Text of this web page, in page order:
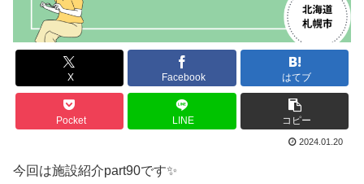
X Facebook はてブ
Pocket LINE コピー
2024.01.20
今回は施設紹介part90です✨